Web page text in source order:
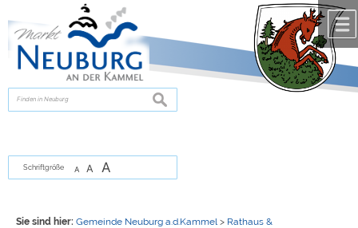
zur Navigationoder
springen.
suchen
Schriftgröße A A A
Sie sind hier: Gemeinde Neuburg a.d.Kammel > Rathaus &